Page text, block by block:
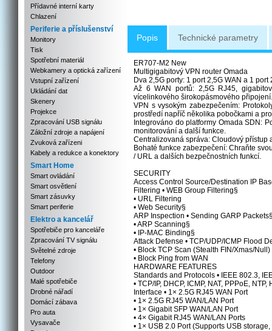
Přídavné interní karty
Chlazení
Periferie a příslušenství
Monitory
Tisk
Spotřební materiál
Webkamery a optická zařízení
Vstupní zařízení
Ukládání dat
Skenery
Projekce
Zpracování USB signálu
Záložní zdroje a napájení
Zvuková zařízeni
Kabely a redukce a konektory
Smart Home
Smart ovládání
Smart osvětlení
Smart zásuvky
Smart periferie
Elektro a kancelář
Spotřebiče pro kanceláře
Zpracování TV signálu
Světelné zdroje
Telefony
Outdoor
Malé spotřebiče
Drobné nářadí
Domácí zábava
Pro auta
Vysavače
Popis Technické parametry
ER707-M2 New
Multigigabitový VPN router Omada
Dva 2,5G porty: 1 port 2,5G WAN a 1
Až 6 WAN portů: 2,5G RJ45,
vícelinkového širokopásmového připojení.
VPN s vysokým zabezpečením:
prostředí napříč několika pobočkami a
Integrováno do platformy Omada SDN:
monitorování a další funkce.
Centralizovaná správa: Cloudový
Bohaté funkce zabezpečení: Chraňte
/ URL a dalších bezpečnostních funkcí.
SECURITY
Access Control Source/Destination IP
Filtering • WEB Group Filtering§
• URL Filtering
• Web Security§
ARP Inspection • Sending GARP
• ARP Scanning§
• IP-MAC Binding§
Attack Defense • TCP/UDP/ICMP Flood
• Block TCP Scan (Stealth FIN/Xmas/Null)
• Block Ping from WAN
HARDWARE FEATURES
Standards and Protocols • IEEE 802.3,
• TCP/IP, DHCP, ICMP, NAT, PPPoE,
Interface • 1× 2.5G RJ45 WAN Port
• 1× 2.5G RJ45 WAN/LAN Port
• 1× Gigabit SFP WAN/LAN Port
• 4× Gigabit RJ45 WAN/LAN Ports
• 1× USB 2.0 Port (Supports USB